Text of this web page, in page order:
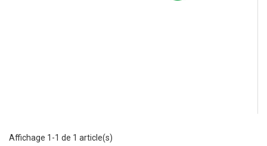
Affichage 1-1 de 1 article(s)